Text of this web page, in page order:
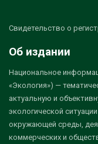
Свидетельство о
Об издании
Национальное
«Экология») —
актуальную и
экологической
окружающей среды,
коммерческих и